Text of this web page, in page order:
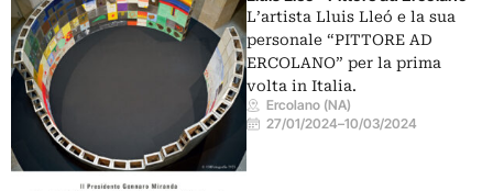
L’artista Lluis Lleó e la sua
personale “PITTORE AD
ERCOLANO” per la prima
volta in Italia.
Ercolano (NA)
27/01/2024–10/03/2024